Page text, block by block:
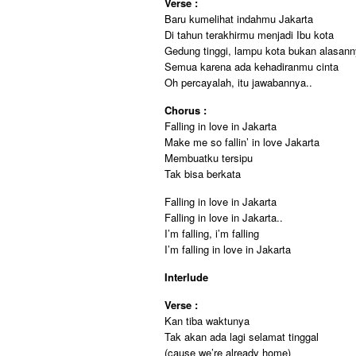
Baru kumelihat indahmu Jakarta
Di tahun terakhirmu menjadi Ibu kota
Gedung tinggi, lampu kota bukan
Semua karena ada kehadiranmu cinta
Oh percayalah, itu jawabannya..
Chorus :
Falling in love in Jakarta
Make me so fallin’ in love Jakarta
Membuatku tersipu
Tak bisa berkata
Falling in love in Jakarta
Falling in love in Jakarta..
I’m falling, i’m falling
I’m falling in love in Jakarta
Interlude
Verse :
Kan tiba waktunya
Tak akan ada lagi selamat tinggal
(cause we’re already home)